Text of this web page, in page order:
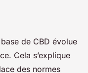
CBD pas
de CBD évolue
Cela s’explique
des normes